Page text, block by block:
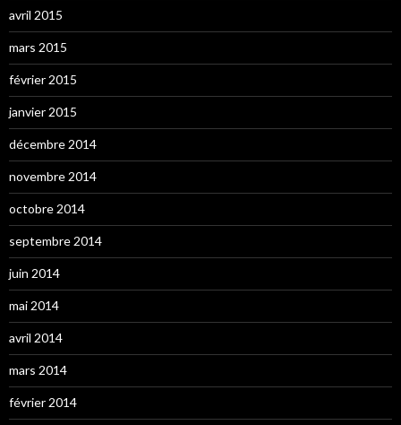
avril 2015
mars 2015
février 2015
janvier 2015
décembre 2014
novembre 2014
octobre 2014
septembre 2014
juin 2014
mai 2014
avril 2014
mars 2014
février 2014